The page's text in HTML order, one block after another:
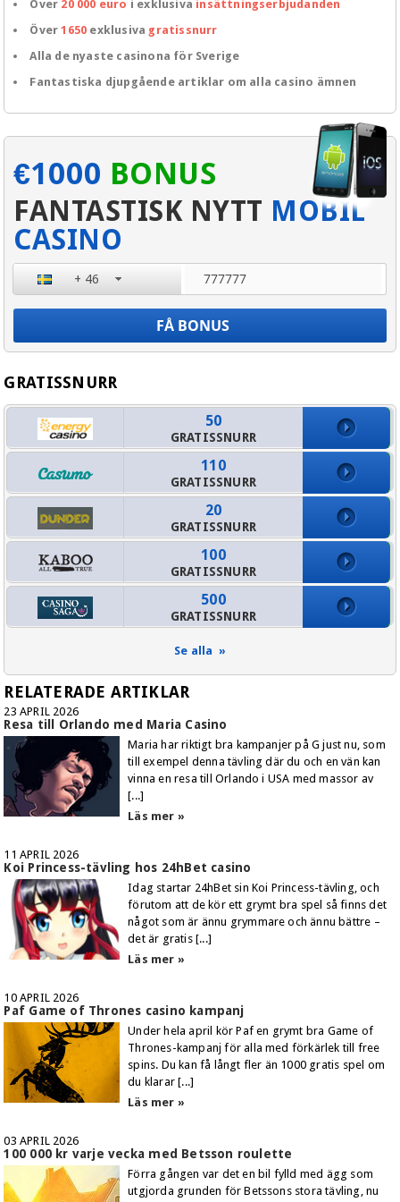
Över 20 000 euro i exklusiva insättningserbjudanden
Över 1650 exklusiva gratissnurr
Alla de nyaste casinona för Sverige
Fantastiska djupgående artiklar om alla casino ämnen
€1000 BONUS
FANTASTISK NYTT MOBIL
CASINO
+ 46
+ 46
+ 47
+1
+44
+49
+31
GRATISSNURR
50
GRATISSNURR
110
GRATISSNURR
20
GRATISSNURR
100
GRATISSNURR
500
GRATISSNURR
Se alla »
RELATERADE ARTIKLAR
23 APRIL 2026
Resa till Orlando med Maria Casino
Maria har riktigt bra kampanjer på G just nu, som
till exempel denna tävling där du och en vän kan
vinna en resa till Orlando i USA med massor av
[...]
Läs mer »
11 APRIL 2026
Koi Princess-tävling hos 24hBet casino
Idag startar 24hBet sin Koi Princess-tävling, och
förutom att de kör ett grymt bra spel så finns det
något som är ännu grymmare och ännu bättre –
det är gratis [...]
Läs mer »
10 APRIL 2026
Paf Game of Thrones casino kampanj
Under hela april kör Paf en grymt bra Game of
Thrones-kampanj för alla med förkärlek till free
spins. Du kan få långt fler än 1000 gratis spel om
du klarar [...]
Läs mer »
03 APRIL 2026
100 000 kr varje vecka med Betsson roulette
Förra gången var det en bil fylld med ägg som
utgjorda grunden för Betssons stora tävling, nu